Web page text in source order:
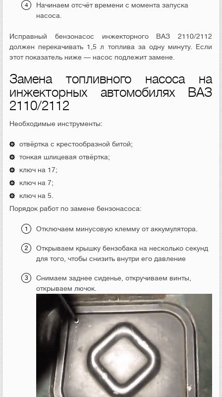
Начинаем отсчёт времени с момента запуска
насоса.
Исправный бензонасос инжекторного ВАЗ 2110/2112
должен перекачивать 1,5 л топлива за одну минуту. Если
этот показатель ниже — насос подлежит замене.
Замена топливного насоса на
инжекторных автомобилях ВАЗ
2110/2112
Необходимые инструменты:
отвёртка с крестообразной битой;
тонкая шлицевая отвёртка;
ключ на 17;
ключ на 7;
ключ на 5.
Порядок работ по замене бензонасоса:
Отключаем минусовую клемму от аккумулятора.
Открываем крышку бензобака на несколько секунд
для того, чтобы снизить внутри его давление
Снимаем заднее сиденье, откручиваем винты,
открываем лючок.